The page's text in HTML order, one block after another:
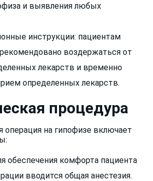
и выявления любых
инструкции: пациентам
воздержаться от
лекарств и временно
определенных лекарств.
процедура
операция на гипофизе включает
обеспечения комфорта пациента
вводится общая анестезия.